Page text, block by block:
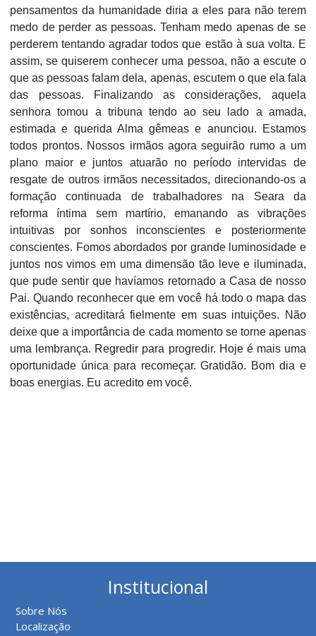
pensamentos da humanidade diria a eles para não terem
medo de perder as pessoas. Tenham medo apenas de se
perderem tentando agradar todos que estão à sua volta. E
assim, se quiserem conhecer uma pessoa, não a escute o
que as pessoas falam dela, apenas, escutem o que ela fala
das pessoas. Finalizando as considerações, aquela
senhora tomou a tribuna tendo ao seu lado a amada,
estimada e querida Alma gêmeas e anunciou. Estamos
todos prontos. Nossos irmãos agora seguirão rumo a um
plano maior e juntos atuarão no período intervidas de
resgate de outros irmãos necessitados, direcionando-os a
formação continuada de trabalhadores na Seara da
reforma íntima sem martírio, emanando as vibrações
intuitivas por sonhos inconscientes e posteriormente
conscientes. Fomos abordados por grande luminosidade e
juntos nos vimos em uma dimensão tão leve e iluminada,
que pude sentir que havíamos retornado a Casa de nosso
Pai. Quando reconhecer que em você há todo o mapa das
existências, acreditará fielmente em suas intuições. Não
deixe que a importância de cada momento se torne apenas
uma lembrança. Regredir para progredir. Hoje é mais uma
oportunidade única para recomeçar. Gratidão. Bom dia e
boas energias. Eu acredito em você.
Institucional
Sobre Nós
Localização